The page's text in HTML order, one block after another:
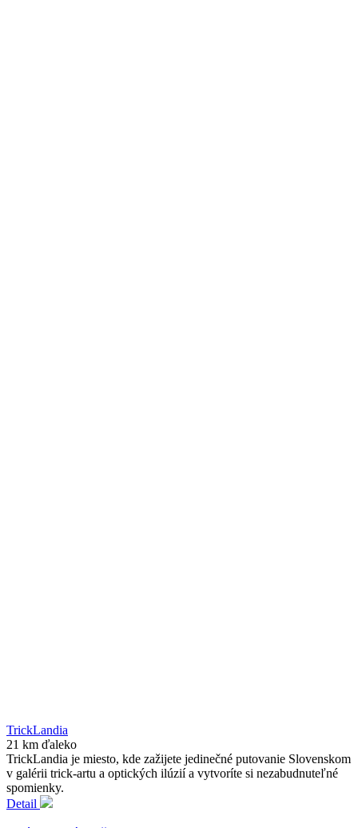
TrickLandia
21 km ďaleko
TrickLandia je miesto, kde zažijete jedinečné putovanie Slovenskom
v galérii trick-artu a optických ilúzií a vytvoríte si nezabudnuteľné
spomienky.
Detail